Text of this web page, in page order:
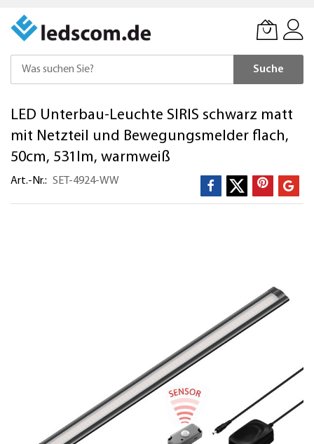
Suche
Inhalt
LED Unterbau-Leuchte SIRIS schwarz matt
mit Netzteil und Bewegungsmelder flach,
50cm, 531lm, warmweiß
Art.-Nr. SET-4924-WW